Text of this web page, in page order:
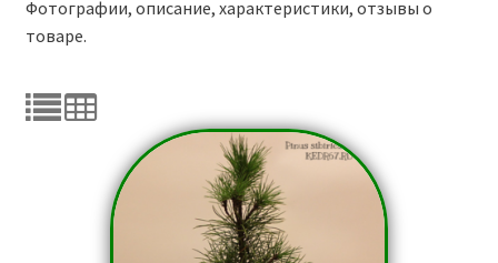
Мой аккаунт
F.A.Q.
Фотографии, описание, характеристики, отзывы о
товаре.